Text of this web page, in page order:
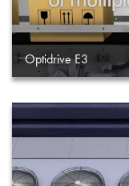
Optidrive E3